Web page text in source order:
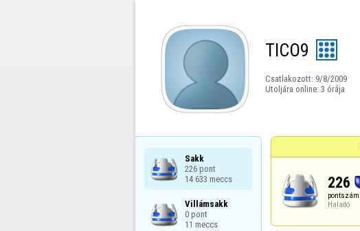
TICO9
Csatlakozott: 9/8/2009
Utoljára online: 3 órája
Sakk
226 pont
14 633 meccs
Villámsakk
0 pont
11 meccs
226
pontszám
Haladó